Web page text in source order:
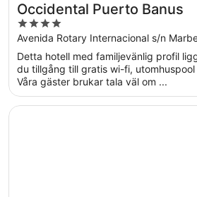
Occidental Puerto Banus
4
out
of
5
Avenida Rotary Internacional s/n
Detta hotell med familjevänlig profil
du tillgång till gratis wi-fi,
Våra gäster brukar tala väl om ...
Öppnas i ett nytt fönster
El Fuerte Marbella